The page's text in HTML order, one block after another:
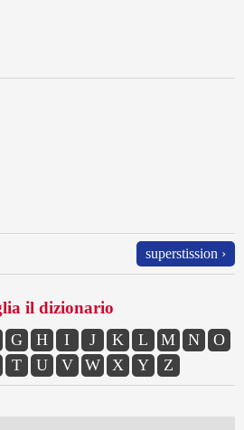
superstission ›
il dizionario
G H I J K L M N
O
T U V W X Y Z